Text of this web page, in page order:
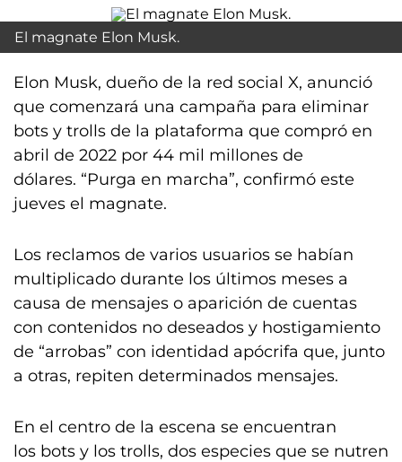
El magnate Elon Musk.
Elon Musk, dueño de la red social X, anunció
que comenzará una campaña para eliminar
bots y trolls de la plataforma que compró en
abril de 2022 por 44 mil millones de
dólares. “Purga en marcha”, confirmó este
jueves el magnate.
Los reclamos de varios usuarios se habían
multiplicado durante los últimos meses a
causa de mensajes o aparición de cuentas
con contenidos no deseados y hostigamiento
de “arrobas” con identidad apócrifa que, junto
a otras, repiten determinados mensajes.
En el centro de la escena se encuentran
los bots y los trolls, dos especies que se nutren